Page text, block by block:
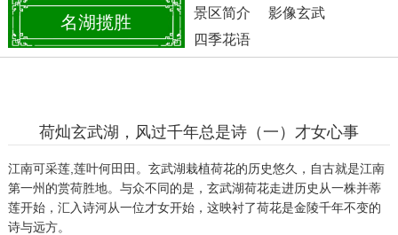
名湖揽胜 景区简介
影像玄武
四季花语
荷灿玄武湖，风过千年总是诗（一）才女心事
江南可采莲,莲叶何田田。玄武湖栽植荷花的历史悠久，自古就是江南
第一州的赏荷胜地。与众不同的是，玄武湖荷花走进历史从一株并蒂
莲开始，汇入诗河从一位才女开始，这映衬了荷花是金陵千年不变的
诗与远方。